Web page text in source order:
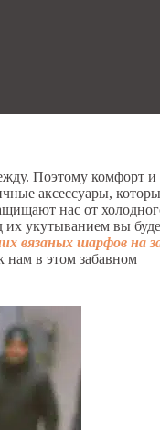
Поэтому комфорт и
аксессуары,
нас от
укутыванием вы
вязаных шарфов на
нам в этом забавном